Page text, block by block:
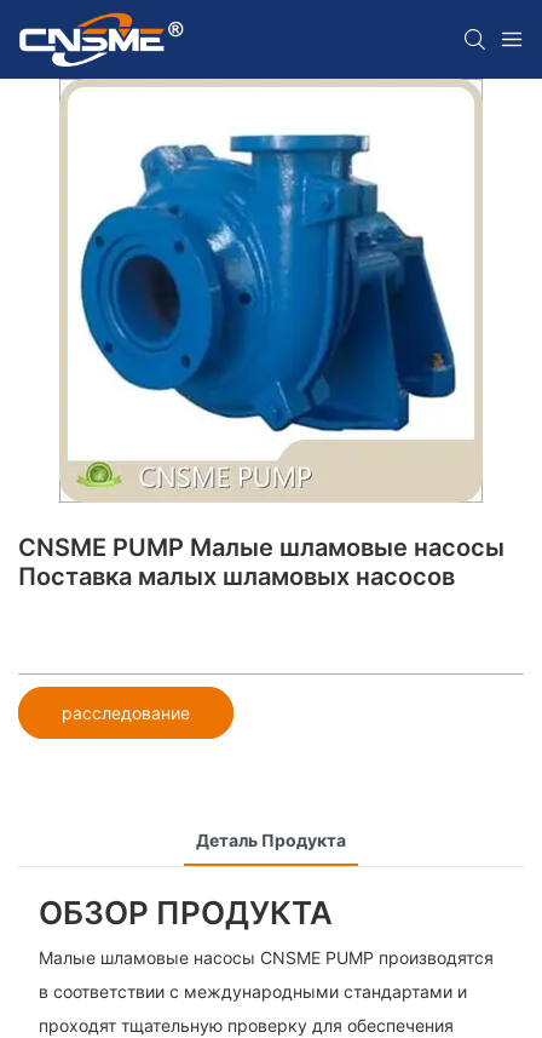
CNSME PUMP Малые шламовые насосы
Поставка малых шламовых насосов
расследование
Деталь Продукта
ОБЗОР ПРОДУКТА
Малые шламовые насосы CNSME PUMP производятся
в соответствии с международными стандартами и
проходят тщательную проверку для обеспечения